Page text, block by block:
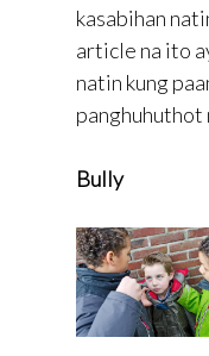
kasabihan
article na ito
natin kung
panghuhuthot
Bully